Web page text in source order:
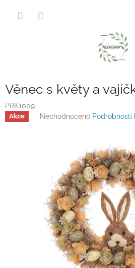
Věnec s květy a
PRK1009
Akce
Průměrné
hvězdiček.
Neohodnoceno Podrobnosti